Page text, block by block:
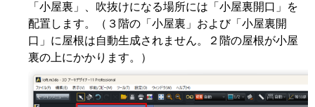
「小屋裏」、吹抜けになる場所には「小屋裏開口」を
配置します。（３階の「小屋裏」および「小屋裏開
口」に屋根は自動生成されません。２階の屋根が小屋
裏の上にかかります。）